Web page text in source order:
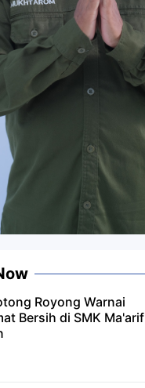
Royong Warnai
Bersih di SMK Ma'arif